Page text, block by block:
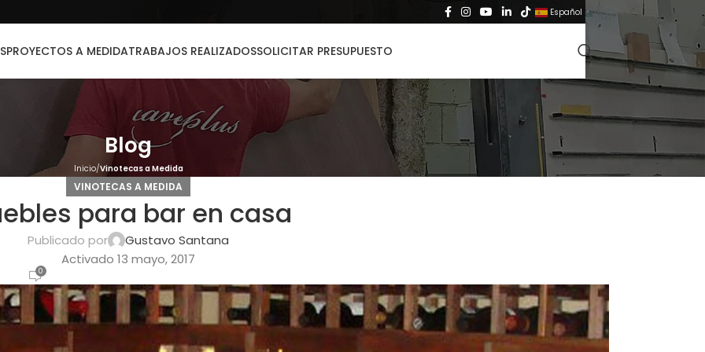
Español ▼
PROYECTOS A MEDIDATRABAJOS REALIZADOSSOLICITAR PRESUPUESTO
Blog
Inicio Vinotecas a Medida
VINOTECAS A MEDIDA
para bar en casa
Publicado por
Gustavo Santana
Activado 13 mayo, 2017
0